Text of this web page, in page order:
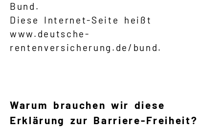
Schwere Sprache
Suche
Bund.
Diese Internet-Seite heißt
www.deutsche-
rentenversicherung.de/bund.
Warum brauchen wir diese
Erklärung zur Barriere-Freiheit?